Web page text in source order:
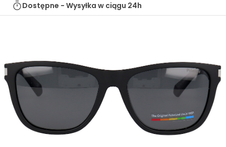
Dostępne - Wysyłka w ciągu 24h